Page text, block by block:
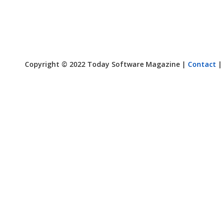
Copyright © 2022 Today Software Magazine | Contact